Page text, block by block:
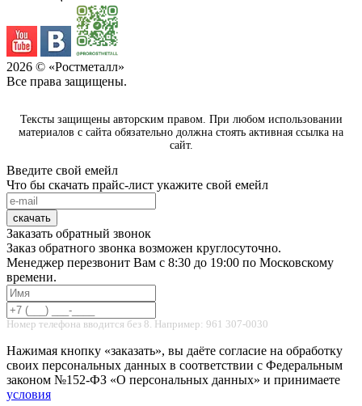
2026 © «Ростметалл»
Все права защищены.
Тексты защищены авторским правом. При любом использовании
материалов с сайта обязательно должна стоять активная ссылка на
сайт.
Введите свой емейл
Что бы скачать прайс-лист укажите свой емейл
скачать
Заказать обратный звонок
Заказ обратного звонка возможен круглосуточно.
Менеджер перезвонит Вам с 8:30 до 19:00 по Московскому
времени.
Номер телефона вводится без 8. Например: 961 307-0030
Нажимая кнопку «заказать», вы даёте согласие на обработку
своих персональных данных в соответствии с Федеральным
законом №152-ФЗ «О персональных данных» и принимаете
условия